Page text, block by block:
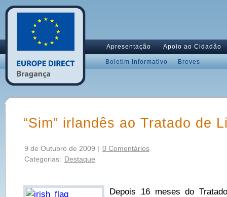
Apresentação Apoio ao Cidadão
Boletim Informativo Breves
“Sim” irlandês ao Tratado de
9 de Outubro de 2009 | 0 Comentários
Categorias: Destaque
Depois 16 meses do